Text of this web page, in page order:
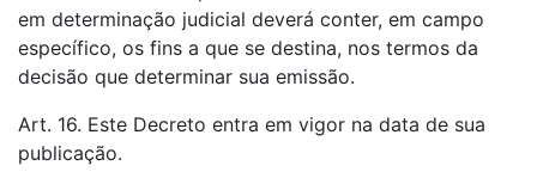
em determinação judicial deverá conter, em campo
específico, os fins a que se destina, nos termos da
decisão que determinar sua emissão.
Art. 16. Este Decreto entra em vigor na data de sua
publicação.